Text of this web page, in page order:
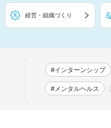
経営・組織づくり
#インターンシップ
#メンタルヘルス